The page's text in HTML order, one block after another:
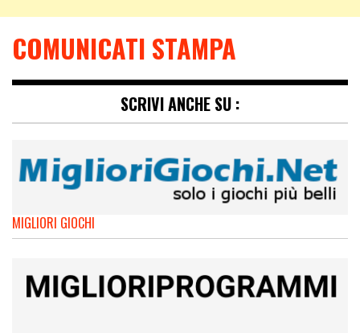
COMUNICATI STAMPA
SCRIVI ANCHE SU :
MIGLIORI GIOCHI